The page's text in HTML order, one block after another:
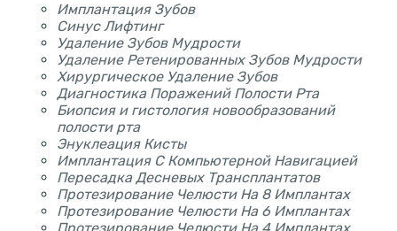
Имплантация Зубов
Синус Лифтинг
Удаление Зубов Мудрости
Удаление Ретенированных Зубов Мудрости
Хирургическое Удаление Зубов
Диагностика Поражений Полости Рта
Биопсия и гистология новообразований
полости рта
Энуклеация Кисты
Имплантация С Компьютерной Навигацией
Пересадка Десневых Трансплантатов
Протезирование Челюсти На 8 Имплантах
Протезирование Челюсти На 6 Имплантах